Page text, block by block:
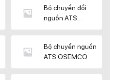
Bộ chuyển đổi
nguồn ATS
Bộ chuyển nguồn
ATS OSEMCO